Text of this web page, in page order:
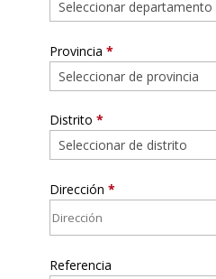
Provincia*
Distrito*
Dirección*
Referencia